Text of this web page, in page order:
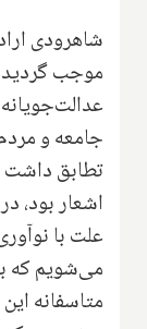
شاهرودی
موجب
جامعه و
تطابق داشت
اشعار بود،
علت با
می‌شویم که
متاسفانه